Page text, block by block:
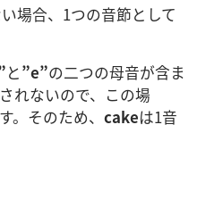
場合、1つの音節として
と ”e”の二つの母音が含ま
れないので、この場
。そのため、 cakeは1音